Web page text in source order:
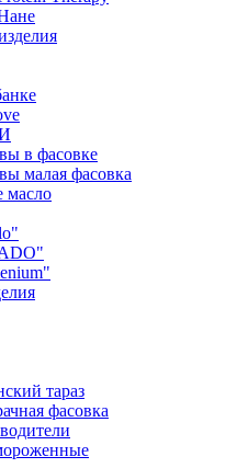
в фасовке
малая фасовка
масло
тараз
фасовка